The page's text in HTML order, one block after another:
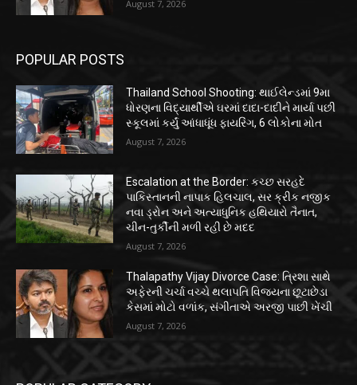
August 7, 2026
POPULAR POSTS
Thailand School Shooting: થાઈલેન્ડમાં 9મા
ધોરણના વિદ્યાર્થીએ ઘરમાં દાદા-દાદીને માર્યા પછી
સ્કૂલમાં કર્યું આંધાધૂંધ ફાયરિંગ, 6 લોકોના મોત
August 7, 2026
Escalation at the Border: કચ્છ સરહદે
પાકિસ્તાનની નાપાક હિલચાલ, સર ક્રીક નજીક
નવા ડ્રોન અને અત્યાધુનિક હથિયારો તૈનાત,
ચીન-તુર્કીની મળી રહી છે મદદ
August 7, 2026
Thalapathy Vijay Divorce Case: ત્રિશા સાથે
અફેરની ચર્ચા વચ્ચે થલાપતિ વિજયના છૂટાછેડા
કેસમાં મોટો વળાંક, સંગીતાએ અરજી પાછી ખેંચી
August 7, 2026